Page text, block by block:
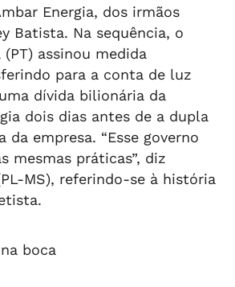
Energia, dos irmãos
Batista. Na sequência, o
assinou medida
para a conta de luz
dívida bilionária da
dois dias antes de a dupla
da empresa. “Esse governo
mesmas práticas”, diz
MS), referindo-se à história
boca